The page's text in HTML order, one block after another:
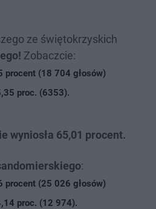
ze świętokrzyskich
Zobaczcie:
procent (18 704 głosów)
proc. (6353).
wyniosła 65,01 procent.
:
procent (25 026 głosów)
proc. (12 974).